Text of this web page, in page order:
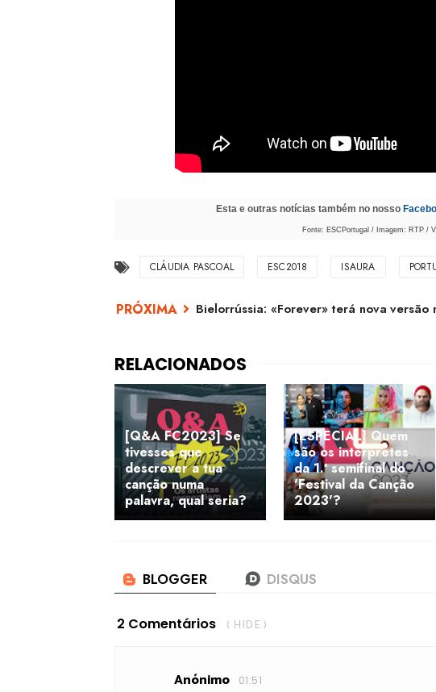
Esta e outras notícias também no nosso
Fonte: ESCPortugal / Imagem: RTP /
CLÁUDIA PASCOAL ESC2018 ISAURA
Bielorrússia: «Forever» terá nova versão
[Q&A FC2023] Se
tivesses que
descrever a tua
canção numa
palavra, qual seria?
[ESPECIAL] Quem
são os intérpretes
da 1.ª semifinal do
'Festival da Canção
2023'?
2 Comentários ( HIDE )
Anónimo 01:51